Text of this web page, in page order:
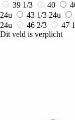
39 1/3
40
24u
43 1/3 24u
24u
46 2/3 47
Dit veld is verplicht